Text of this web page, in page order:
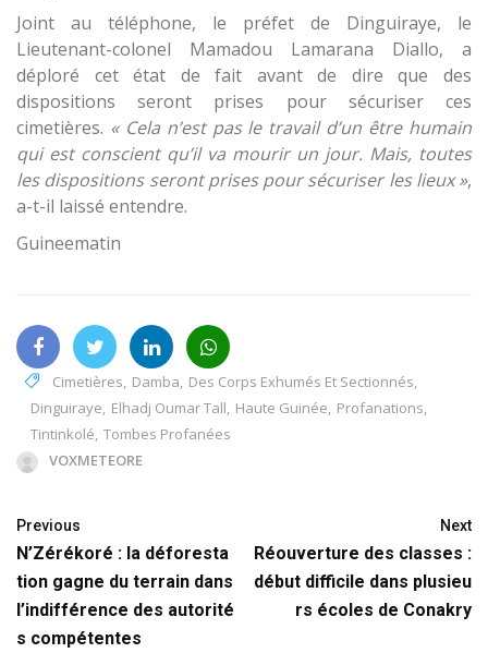
Joint au téléphone, le préfet de Dinguiraye, le
Lieutenant-colonel Mamadou Lamarana Diallo, a
déploré cet état de fait avant de dire que des
dispositions seront prises pour sécuriser ces
cimetières. « Cela n’est pas le travail d’un être humain
qui est conscient qu’il va mourir un jour. Mais, toutes
les dispositions seront prises pour sécuriser les lieux »,
a-t-il laissé entendre.
Guineematin
Cimetières, Damba, Des Corps Exhumés Et Sectionnés,
Dinguiraye, Elhadj Oumar Tall, Haute Guinée, Profanations,
Tintinkolé, Tombes Profanées
VOXMETEORE
Previous
N’Zérékoré : la déforesta
tion gagne du terrain dans
l’indifférence des autorité
s compétentes
Next
Réouverture des classes :
début difficile dans plusieu
rs écoles de Conakry